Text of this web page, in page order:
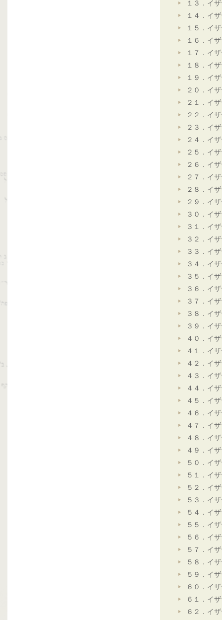
１３．イ
１４．イ
１５．イ
１６．イ
１７．イ
１８．イ
１９．イ
２０．イ
２１．イ
２２．イ
２３．イ
２４．イ
２５．イ
２６．イ
２７．イ
２８．イ
２９．イ
３０．イ
３１．イ
３２．イ
３３．イ
３４．イ
３５．イ
３６．イ
３７．イ
３８．イ
３９．イ
４０．イ
４１．イ
４２．イ
４３．イ
４４．イ
４５．イ
４６．イ
４７．イ
４８．イ
４９．イ
５０．イ
５１．イ
５２．イ
５３．イ
５４．イ
５５．イ
５６．イ
５７．イ
５８．イ
５９．イ
６０．イ
６１．イ
６２．イ